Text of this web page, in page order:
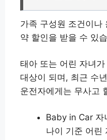
가족 구성원 조건이나
약 할인을 받을 수 있
태아 또는 어린 자녀
대상이 되며, 최근 수
운전자에게는 무사고
Baby in Car 자
나이 기준 어린